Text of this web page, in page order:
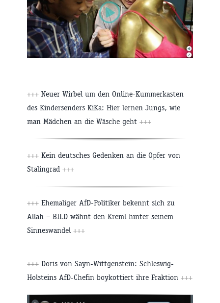
+++ Neuer Wirbel um den Online-Kummerkasten
des Kindersenders KiKa: Hier lernen Jungs, wie
man Mädchen an die Wäsche geht +++
+++ Kein deutsches Gedenken an die Opfer von
Stalingrad +++
+++ Ehemaliger AfD-Politiker bekennt sich zu
Allah – BILD wähnt den Kreml hinter seinem
Sinneswandel +++
+++ Doris von Sayn-Wittgenstein: Schleswig-
Holsteins AfD-Chefin boykottiert ihre Fraktion +++